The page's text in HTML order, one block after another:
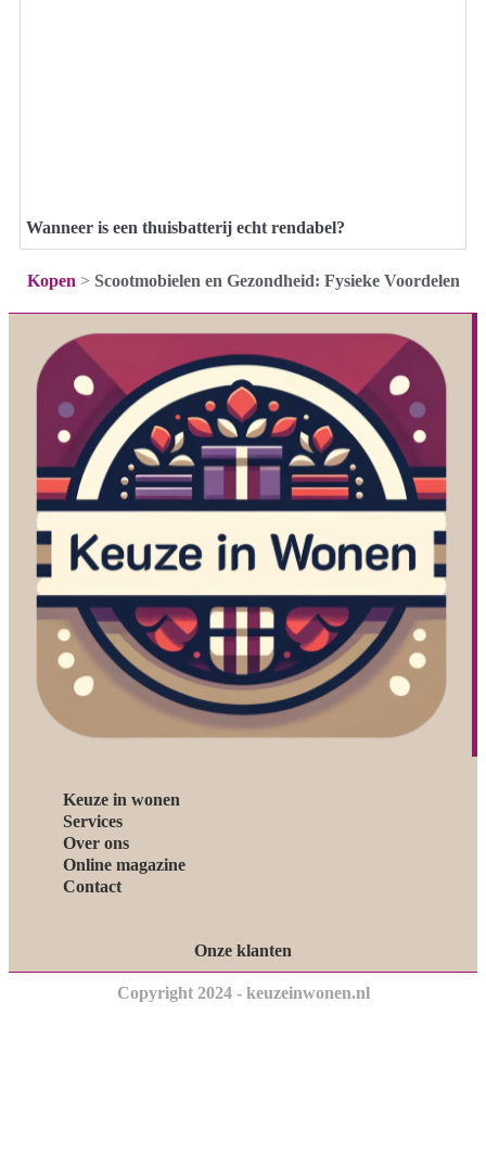
Wanneer is een thuisbatterij echt rendabel?
Kopen > Scootmobielen en Gezondheid: Fysieke Voordelen
Keuze in wonen
Services
Over ons
Online magazine
Contact
Onze klanten
Copyright 2024 - keuzeinwonen.nl